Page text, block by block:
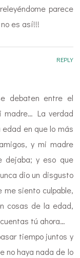
parece
es así!!!
debaten entre el
madre… La verdad
en que lo más
y mi madre
dejaba; y eso que
dio un disgusto
me siento culpable,
cosas de la edad,
tú ahora…
tiempo juntos y
no haya nada de lo
REPLY